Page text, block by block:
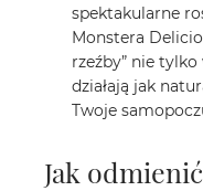
spektakularne
Monstera
rzeźby” nie
działają jak
Twoje
Jak